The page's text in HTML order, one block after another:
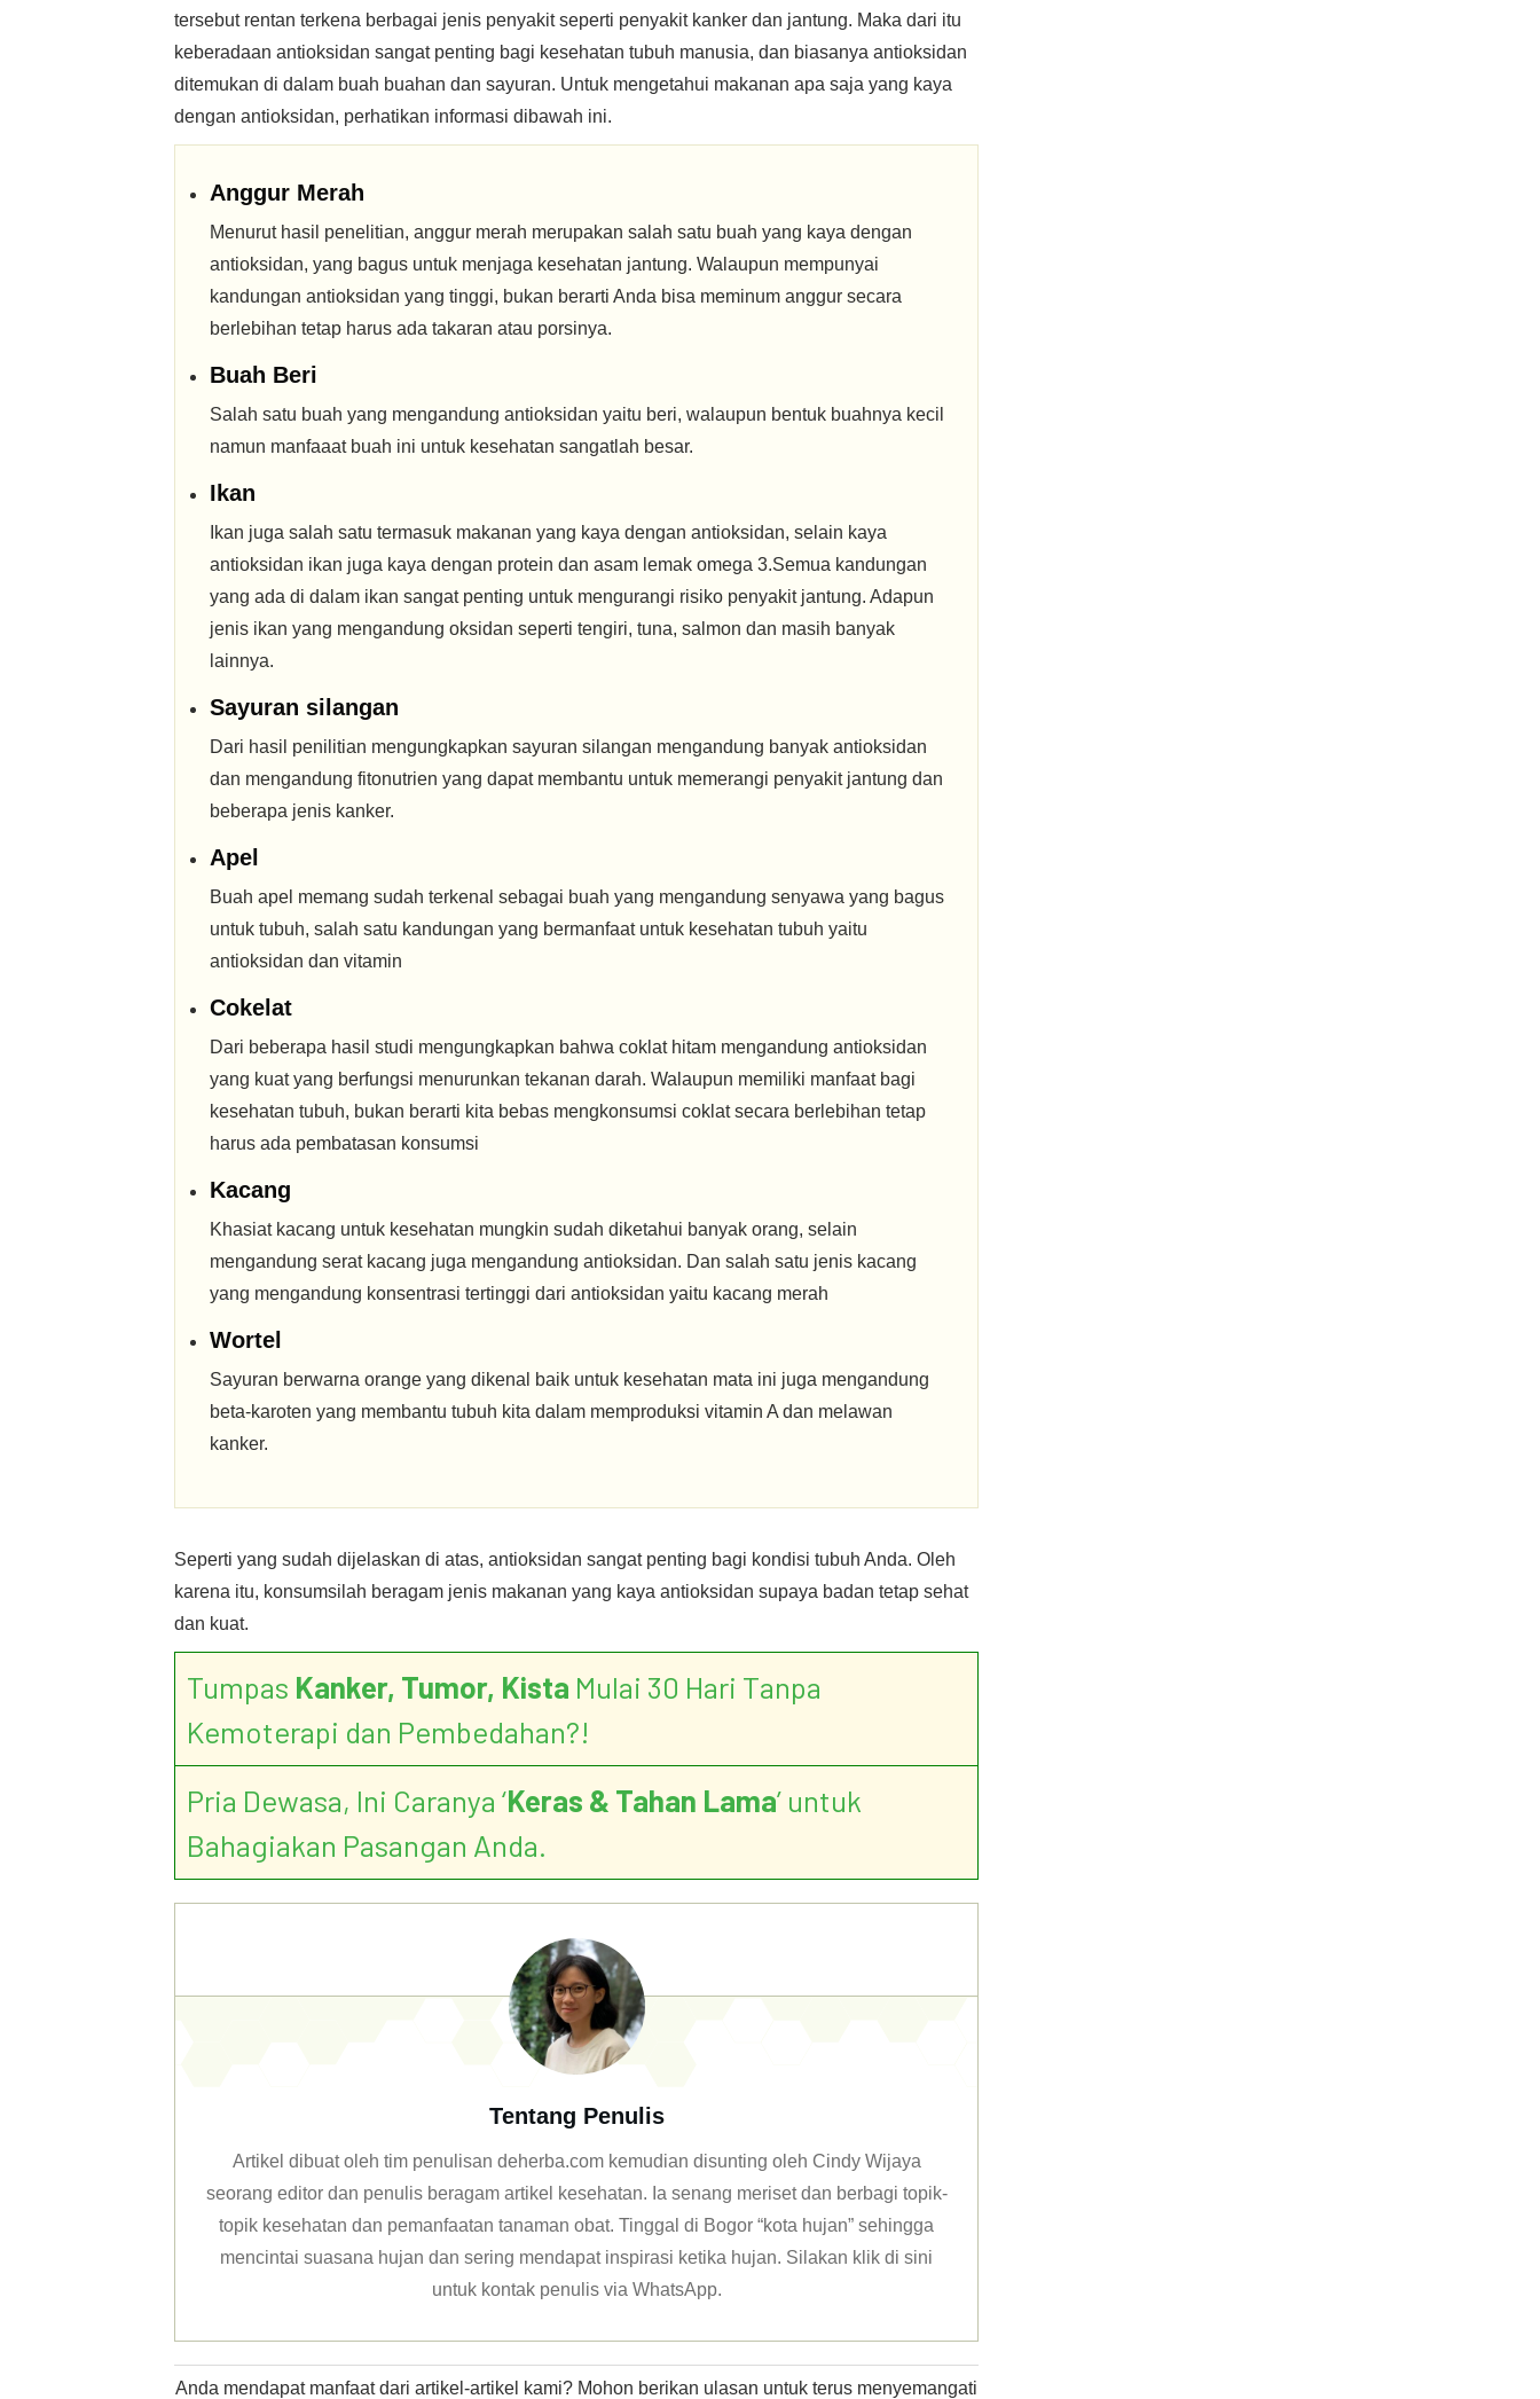
tersebut rentan terkena berbagai jenis penyakit seperti penyakit kanker dan jantung. Maka dari itu
keberadaan antioksidan sangat penting bagi kesehatan tubuh manusia, dan biasanya antioksidan
ditemukan di dalam buah buahan dan sayuran. Untuk mengetahui makanan apa saja yang kaya
dengan antioksidan, perhatikan informasi dibawah ini.
Anggur Merah
Menurut hasil penelitian, anggur merah merupakan salah satu buah yang kaya dengan
antioksidan, yang bagus untuk menjaga kesehatan jantung. Walaupun mempunyai
kandungan antioksidan yang tinggi, bukan berarti Anda bisa meminum anggur secara
berlebihan tetap harus ada takaran atau porsinya.
Buah Beri
Salah satu buah yang mengandung antioksidan yaitu beri, walaupun bentuk buahnya kecil
namun manfaaat buah ini untuk kesehatan sangatlah besar.
Ikan
Ikan juga salah satu termasuk makanan yang kaya dengan antioksidan, selain kaya
antioksidan ikan juga kaya dengan protein dan asam lemak omega 3.Semua kandungan
yang ada di dalam ikan sangat penting untuk mengurangi risiko penyakit jantung. Adapun
jenis ikan yang mengandung oksidan seperti tengiri, tuna, salmon dan masih banyak
lainnya.
Sayuran silangan
Dari hasil penilitian mengungkapkan sayuran silangan mengandung banyak antioksidan
dan mengandung fitonutrien yang dapat membantu untuk memerangi penyakit jantung dan
beberapa jenis kanker.
Apel
Buah apel memang sudah terkenal sebagai buah yang mengandung senyawa yang bagus
untuk tubuh, salah satu kandungan yang bermanfaat untuk kesehatan tubuh yaitu
antioksidan dan vitamin
Cokelat
Dari beberapa hasil studi mengungkapkan bahwa coklat hitam mengandung antioksidan
yang kuat yang berfungsi menurunkan tekanan darah. Walaupun memiliki manfaat bagi
kesehatan tubuh, bukan berarti kita bebas mengkonsumsi coklat secara berlebihan tetap
harus ada pembatasan konsumsi
Kacang
Khasiat kacang untuk kesehatan mungkin sudah diketahui banyak orang, selain
mengandung serat kacang juga mengandung antioksidan. Dan salah satu jenis kacang
yang mengandung konsentrasi tertinggi dari antioksidan yaitu kacang merah
Wortel
Sayuran berwarna orange yang dikenal baik untuk kesehatan mata ini juga mengandung
beta-karoten yang membantu tubuh kita dalam memproduksi vitamin A dan melawan
kanker.
Seperti yang sudah dijelaskan di atas, antioksidan sangat penting bagi kondisi tubuh Anda. Oleh
karena itu, konsumsilah beragam jenis makanan yang kaya antioksidan supaya badan tetap sehat
dan kuat.
Tumpas Kanker, Tumor, Kista Mulai 30 Hari Tanpa
Kemoterapi dan Pembedahan?!
Pria Dewasa, Ini Caranya ‘Keras & Tahan Lama’ untuk
Bahagiakan Pasangan Anda.
Tentang Penulis
Artikel dibuat oleh tim penulisan deherba.com kemudian disunting oleh Cindy Wijaya
seorang editor dan penulis beragam artikel kesehatan. Ia senang meriset dan berbagi topik-
topik kesehatan dan pemanfaatan tanaman obat. Tinggal di Bogor “kota hujan” sehingga
mencintai suasana hujan dan sering mendapat inspirasi ketika hujan. Silakan klik di sini
untuk kontak penulis via WhatsApp.
Anda mendapat manfaat dari artikel-artikel kami? Mohon berikan ulasan untuk terus menyemangati